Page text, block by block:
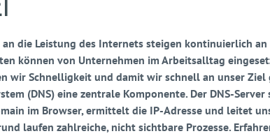
an die Leistung des Internets steigen kontinuierlich
können von Unternehmen im Arbeitsalltag
wir Schnelligkeit und damit wir schnell an unser Ziel
(DNS) eine zentrale Komponente. Der DNS-
im Browser, ermittelt die IP-Adresse und leitet
laufen zahlreiche, nicht sichtbare Prozesse.